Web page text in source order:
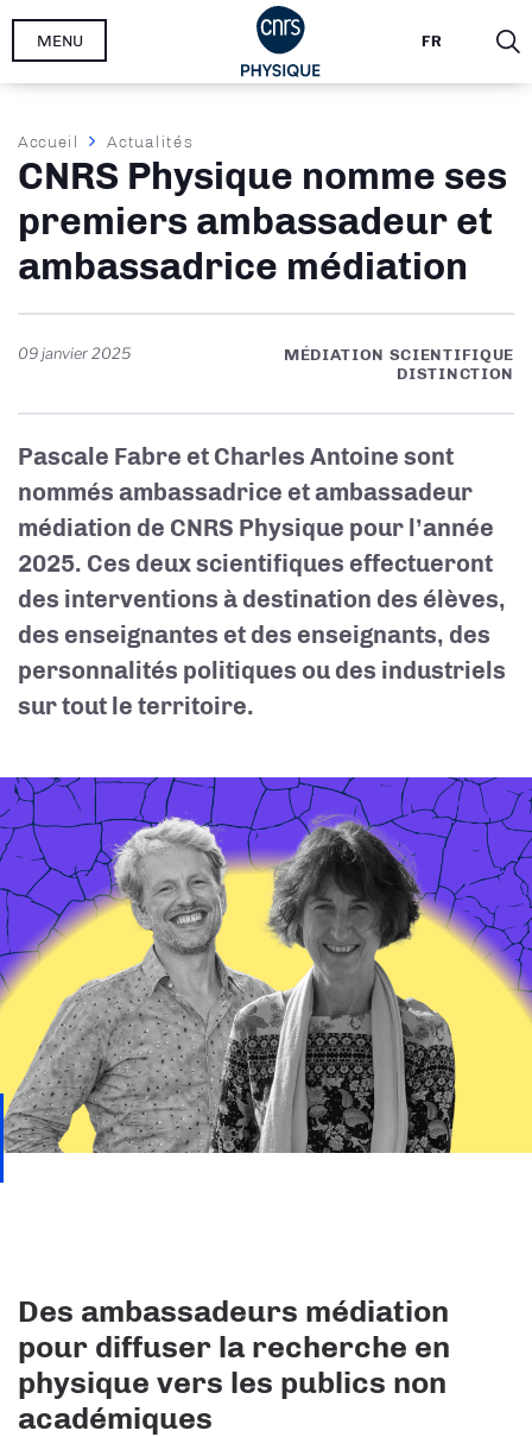
Aller
FR
MENU
Fil
d'Ariane
Accueil Actualités
CNRS Physique nomme ses
premiers ambassadeur et
ambassadrice médiation
09 janvier 2025
MÉDIATION SCIENTIFIQUE
DISTINCTION
Pascale Fabre et Charles Antoine sont
nommés ambassadrice et ambassadeur
médiation de CNRS Physique pour l’année
2025. Ces deux scientifiques effectueront
des interventions à destination des élèves,
des enseignantes et des enseignants, des
personnalités politiques ou des industriels
sur tout le territoire.
Des ambassadeurs médiation
pour diffuser la recherche en
physique vers les publics non
académiques